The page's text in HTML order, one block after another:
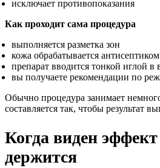
исключает противопоказания
Как проходит сама процедура
выполняется разметка зон
кожа обрабатывается антисептиком
препарат вводится тонкой иглой
вы получаете рекомендации по
Обычно процедура занимает
составляется так, чтобы результат
Когда виден
держится